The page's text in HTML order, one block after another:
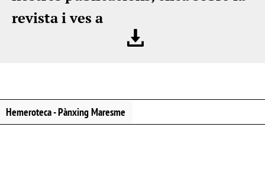
revista i ves a
Hemeroteca - Pànxing Maresme